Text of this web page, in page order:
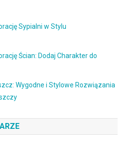
Sypialni w Stylu
Ścian: Dodaj Charakter do
Wygodne i Stylowe Rozwiązania